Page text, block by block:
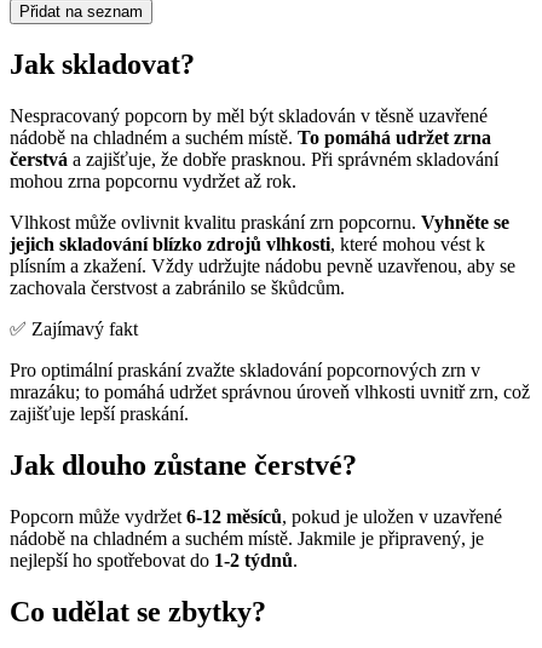
Přidat na seznam
Jak skladovat?
Nespracovaný popcorn by měl být skladován v těsně uzavřené
nádobě na chladném a suchém místě. To pomáhá udržet zrna
čerstvá a zajišťuje, že dobře prasknou. Při správném skladování
mohou zrna popcornu vydržet až rok.
Vlhkost může ovlivnit kvalitu praskání zrn popcornu. Vyhněte se
jejich skladování blízko zdrojů vlhkosti, které mohou vést k
plísním a zkažení. Vždy udržujte nádobu pevně uzavřenou, aby se
zachovala čerstvost a zabránilo se škůdcům.
✅ Zajímavý fakt
Pro optimální praskání zvažte skladování popcornových zrn v
mrazáku; to pomáhá udržet správnou úroveň vlhkosti uvnitř zrn, což
zajišťuje lepší praskání.
Jak dlouho zůstane čerstvé?
Popcorn může vydržet 6-12 měsíců, pokud je uložen v uzavřené
nádobě na chladném a suchém místě. Jakmile je připravený, je
nejlepší ho spotřebovat do 1-2 týdnů.
Co udělat se zbytky?